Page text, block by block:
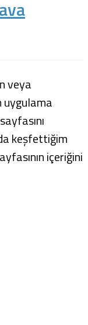
veya
uygulama
keşfettiğim
içeriğini